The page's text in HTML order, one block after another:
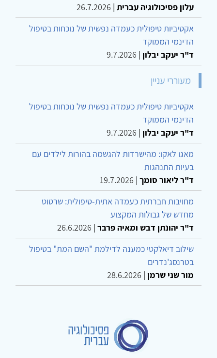
עלון פסיכולוגיה עברית |
26.7.2026
אקטיביות טיפולית כעמדה נפשית של נוכחות בטיפול
הדינמי הממוקד
ד"ר יעקב יבלון |
9.7.2026
מעוררי עניין
אקטיביות טיפולית כעמדה נפשית של נוכחות בטיפול
הדינמי הממוקד
ד"ר יעקב יבלון |
9.7.2026
מאגו לאקו: מהישרדות להגשמה בהורות לילדים עם
בעיות התנהגות
ד"ר ליאור סומך |
19.7.2026
מחויבות חברתית כעמדה אתית-טיפולית: שרטוט
מחדש של גבולות המקצוע
ד"ר יהונתן דבש ומאיה פרבר |
26.6.2026
שילוב דיאלקטי כמענה לדילמת "השם המת" בטיפול
בטרנסג'נדרים
מור שני שרמן |
28.6.2026